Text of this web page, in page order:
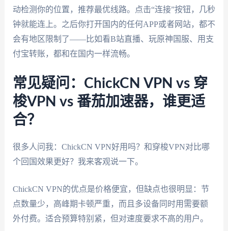
动检测你的位置，推荐最优线路。点击“连接”按钮，几秒
钟就能连上。之后你打开国内的任何APP或者网站，都不
会有地区限制了——比如看B站直播、玩原神国服、用支
付宝转账，都和在国内一样流畅。
常见疑问：ChickCN VPN vs 穿
梭VPN vs 番茄加速器，谁更适
合？
很多人问我：ChickCN VPN好用吗？和穿梭VPN对比哪
个回国效果更好？我来客观说一下。
ChickCN VPN的优点是价格便宜，但缺点也很明显：节
点数量少，高峰期卡顿严重，而且多设备同时用需要额
外付费。适合预算特别紧，但对速度要求不高的用户。